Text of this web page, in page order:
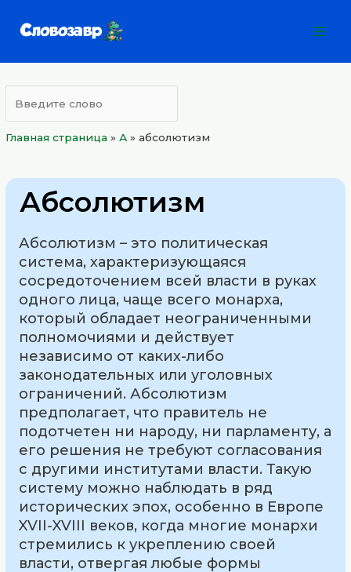
Главная страница »А »абсолютизм
Абсолютизм
Абсолютизм – это политическая
система, характеризующаяся
сосредоточением всей власти в руках
одного лица, чаще всего монарха,
который обладает неограниченными
полномочиями и действует
независимо от каких-либо
законодательных или уголовных
ограничений. Абсолютизм
предполагает, что правитель не
подотчетен ни народу, ни парламенту, а
его решения не требуют согласования
с другими институтами власти. Такую
систему можно наблюдать в ряд
исторических эпох, особенно в Европе
XVII-XVIII веков, когда многие монархи
стремились к укреплению своей
власти, отвергая любые формы